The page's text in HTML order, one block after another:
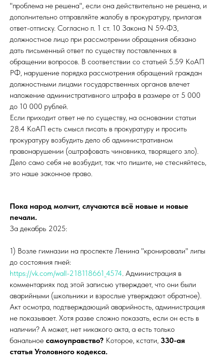
"проблема не решена", если она действительно не решена, и
дополнительно отправляйте жалобу в прокуратуру, прилагая
ответ-отписку. Согласно п. 1 ст. 10 Закона N 59-ФЗ,
должностное лицо при рассмотрении обращения обязано
дать письменный ответ по существу поставленных в
обращении вопросов. В соответствии со статьей 5.59 КоАП
РФ, нарушение порядка рассмотрения обращений граждан
должностными лицами государственных органов влечет
наложение административного штрафа в размере от 5 000
до 10 000 рублей.
Если приходит ответ не по существу, на основании статьи
28.4 КоАП есть смысл писать в прокуратуру и просить
прокуратуру возбудить дело об административном
правонарушении (оштрафовать чиновника, творящего зло).
Дело само себя не возбудит, так что пишите, не стесняйтесь,
это наше законное право.
Пока народ молчит, случаются всё новые и новые
печали.
За декабрь 2025:
1) Возле гимназии на проспекте Ленина "кронировали" липы
до состояния пней:
https://vk.com/wall-218118661_4574. Администрация в
комментариях под этой записью утверждает, что они были
аварийными (школьники и взрослые утверждают обратное).
Акт осмотра, подтверждающий аварийность, администрация
не показывает. Хотя разве сложно показать, если он есть в
наличии? А может, нет никакого акта, а есть только
банальное самоуправство? Которое, кстати, 330-ая
статья Уголовного кодекса.